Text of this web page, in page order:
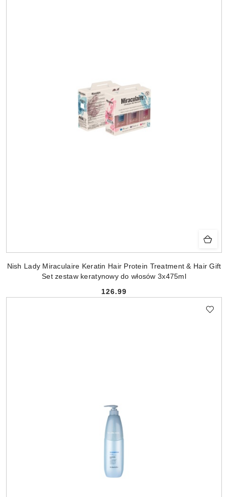
Nish Lady Miraculaire Keratin Hair Protein Treatment & Hair Gift
Set zestaw keratynowy do włosów 3x475ml
Cena:
126.99